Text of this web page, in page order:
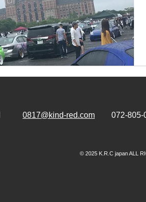
0817@kind-red.com 072-805-
© 2025 K.R.C japan ALL